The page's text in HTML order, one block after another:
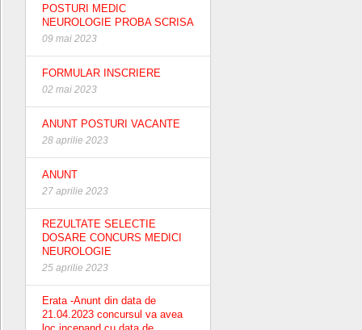
POSTURI MEDIC
NEUROLOGIE PROBA SCRISA
09 mai 2023
FORMULAR INSCRIERE
02 mai 2023
ANUNT POSTURI VACANTE
28 aprilie 2023
ANUNT
27 aprilie 2023
REZULTATE SELECTIE
DOSARE CONCURS MEDICI
NEUROLOGIE
25 aprilie 2023
Erata -Anunt din data de
21.04.2023 concursul va avea